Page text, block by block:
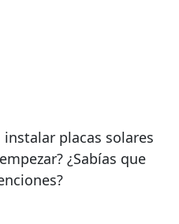
instalar placas solares
¿Sabías que